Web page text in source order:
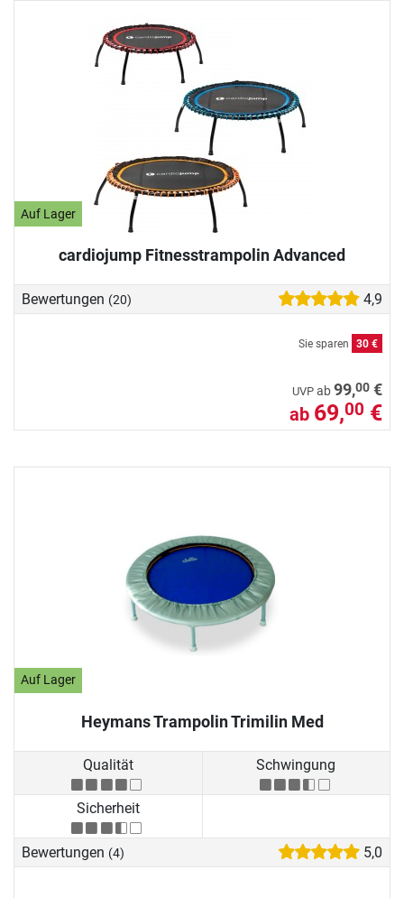
Auf Lager
cardiojump Fitnesstrampolin Advanced
Bewertungen (20) 4,9
Sie sparen 30 €
UVP ab99,00 €
ab 69,00 €
Auf Lager
Heymans Trampolin Trimilin Med
Qualität Schwingung
Sicherheit
Bewertungen (4) 5,0